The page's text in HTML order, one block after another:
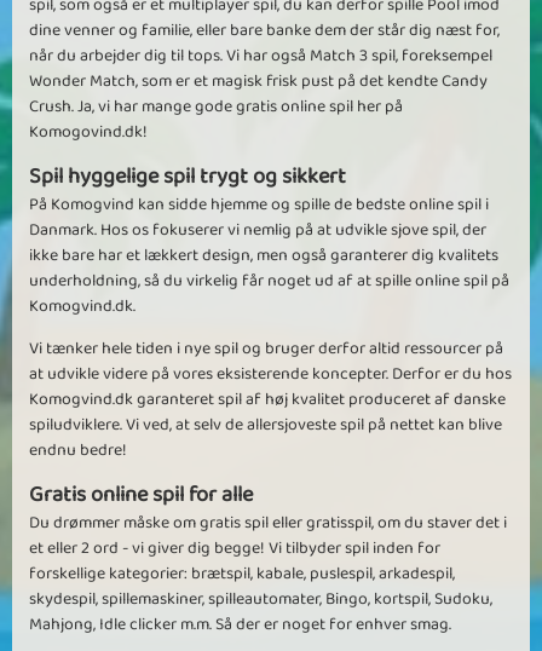
udfordrende for de små, grå celler. Spillet er stærkt vanedannende,
og man kommer hurtigt til, at bruge rigtig mange timer.
Tak til de mange banebyggere for super gode baner i alle
sværhedsgrader.
De varmeste anbefalinger til spillet herfra. 5 stjerner til Voodoo
Friends.
Se flere
dine venner og familie, eller bare banke dem der står dig næst for,
når du arbejder dig til tops. Vi har også Match 3 spil, foreksempel
Wonder Match, som er et magisk frisk pust på det kendte Candy
Crush. Ja, vi har mange gode gratis online spil her på
Komogovind.dk!
Spil hyggelige spil trygt og sikkert
På Komogvind kan sidde hjemme og spille de bedste online spil i
Danmark. Hos os fokuserer vi nemlig på at udvikle sjove spil, der
ikke bare har et lækkert design, men også garanterer dig kvalitets
underholdning, så du virkelig får noget ud af at spille online spil på
Komogvind.dk.
Vi tænker hele tiden i nye spil og bruger derfor altid ressourcer på
at udvikle videre på vores eksisterende koncepter. Derfor er du hos
Komogvind.dk garanteret spil af høj kvalitet produceret af danske
spiludviklere. Vi ved, at selv de allersjoveste spil på nettet kan blive
endnu bedre!
Gratis online spil for alle
Du drømmer måske om gratis spil eller gratisspil, om du staver det i
et eller 2 ord - vi giver dig begge! Vi tilbyder spil inden for
forskellige kategorier: brætspil, kabale, puslespil, arkadespil,
skydespil, spillemaskiner, spilleautomater, Bingo, kortspil, Sudoku,
Mahjong, Idle clicker m.m. Så der er noget for enhver smag.